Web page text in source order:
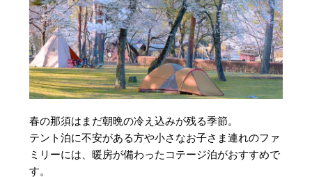
春の那須はまだ朝晩の冷え込みが残る季節。
テント泊に不安がある方や小さなお子さま連れのファ
ミリーには、暖房が備わったコテージ泊がおすすめで
す。